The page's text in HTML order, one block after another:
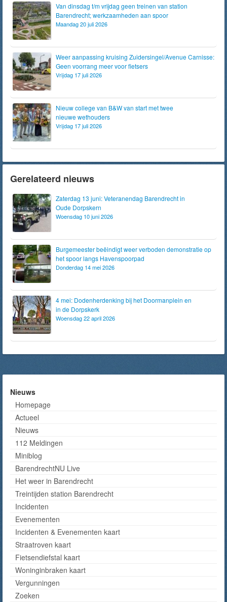
Van dinsdag t/m vrijdag geen treinen van station
Barendrecht; werkzaamheden aan spoor
Maandag 20 juli 2026
Weer aanpassing kruising Zuidersingel/Avenue Carnisse:
Geen voorrang meer voor fietsers
Vrijdag 17 juli 2026
Nieuw college van B&W van start met twee
nieuwe wethouders
Vrijdag 17 juli 2026
Gerelateerd nieuws
Zaterdag 13 juni: Veteranendag Barendrecht in
Oude Dorpskern
Woensdag 10 juni 2026
Burgemeester beëindigt weer verboden demonstratie op
het spoor langs Havenspoorpad
Donderdag 14 mei 2026
4 mei: Dodenherdenking bij het Doormanplein en
in de Dorpskerk
Woensdag 22 april 2026
Nieuws
Homepage
Actueel
Nieuws
112 Meldingen
Miniblog
BarendrechtNU Live
Het weer in Barendrecht
Treintijden station Barendrecht
Incidenten
Evenementen
Incidenten & Evenementen kaart
Straatroven kaart
Fietsendiefstal kaart
Woninginbraken kaart
Vergunningen
Zoeken